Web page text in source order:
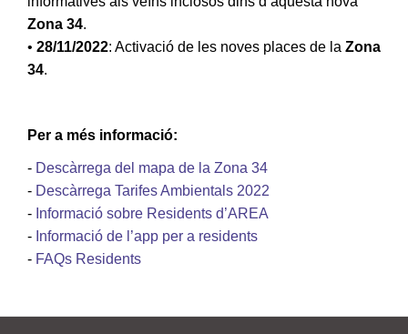
Zona 34.
• 28/11/2022: Activació de les noves places de la Zona
34.
Per a més informació:
- Descàrrega del mapa de la Zona 34
- Descàrrega Tarifes Ambientals 2022
- Informació sobre Residents d’AREA
- Informació de l’app per a residents
- FAQs Residents